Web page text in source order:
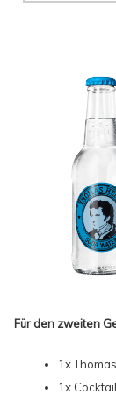
Für den zweiten
1x
1x